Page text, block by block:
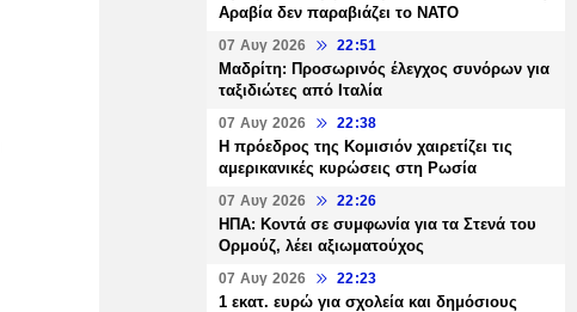
Αραβία δεν παραβιάζει το ΝΑΤΟ
07 Αυγ 2026 22:51
Μαδρίτη: Προσωρινός έλεγχος συνόρων για
ταξιδιώτες από Ιταλία
07 Αυγ 2026 22:38
Η πρόεδρος της Κομισιόν χαιρετίζει τις
αμερικανικές κυρώσεις στη Ρωσία
07 Αυγ 2026 22:26
ΗΠΑ: Κοντά σε συμφωνία για τα Στενά του
Ορμούζ, λέει αξιωματούχος
07 Αυγ 2026 22:23
1 εκατ. ευρώ για σχολεία και δημόσιους